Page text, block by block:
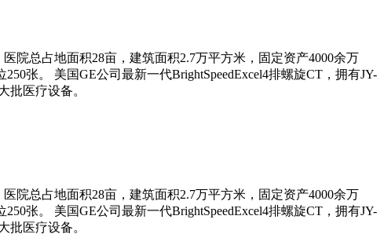
院总占地面积28亩，建筑面积2.7万平方米，固定资产4000余万
张。 美国GE公司最新一代BrightSpeedExcel4排螺旋CT，拥有JY-
批医疗设备。
院总占地面积28亩，建筑面积2.7万平方米，固定资产4000余万
张。 美国GE公司最新一代BrightSpeedExcel4排螺旋CT，拥有JY-
批医疗设备。